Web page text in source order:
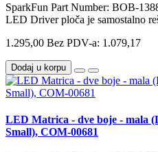
SparkFun Part Number: BOB-
LED Driver ploča je samostalno
1.295,00 Bez PDV-a: 1.079,17
Dodaj u korpu
LED Matrica - dve boje - mala
Small), COM-00681